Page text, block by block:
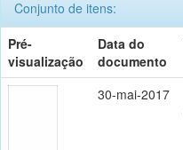
Conjunto de itens:
Pré-
visualização
Data do
documento
30-mai-2017